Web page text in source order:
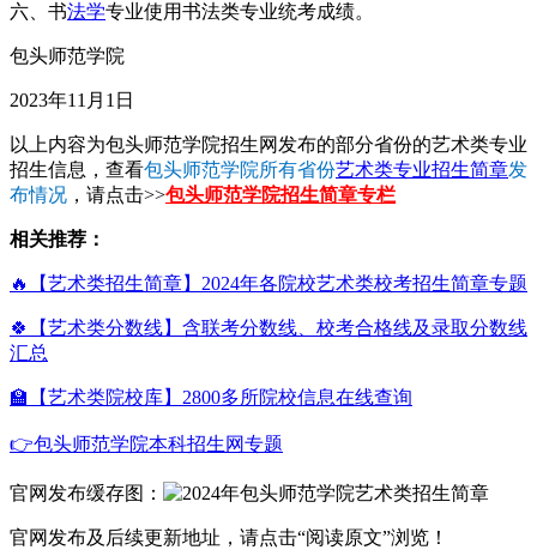
六、书法学专业使用书法类专业统考成绩。
包头师范学院
2023年11月1日
以上内容为包头师范学院招生网发布的部分省份的艺术类专业
招生信息，查看包头师范学院所有省份艺术类专业招生简章发
布情况 ，请点击>>包头师范学院招生简章专栏
相关推荐：
🔥【艺术类招生简章】2024年各院校艺术类校考招生简章专题
🍀【艺术类分数线】含联考分数线、校考合格线及录取分数线
汇总
🏫【艺术类院校库】2800多所院校信息在线查询
👉包头师范学院本科招生网专题
官网发布缓存图：
官网发布及后续更新地址，请点击“阅读原文”浏览！